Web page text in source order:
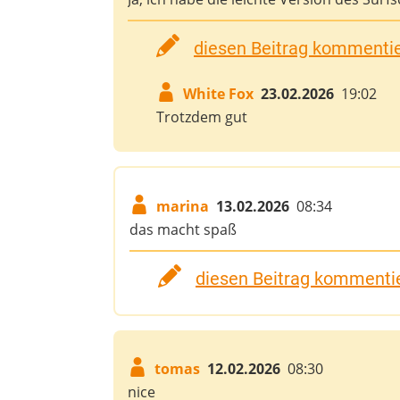
diesen Beitrag
White Fox 23.02.2026 19:02
Trotzdem gut
marina 13.02.2026 08:34
das macht spaß
diesen Beitrag
tomas 12.02.2026 08:30
nice